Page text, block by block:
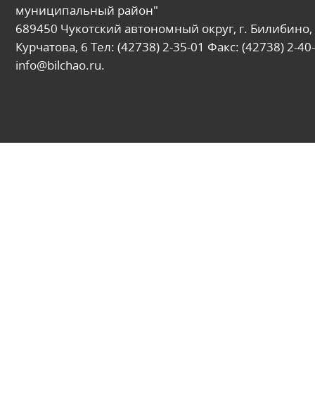
муниципальный район"
689450 Чукотский автономный округ, г. Билибино,
Курчатова, 6 Тел: (42738) 2-35-01 Факс: (42738) 2-
info@bilchao.ru.